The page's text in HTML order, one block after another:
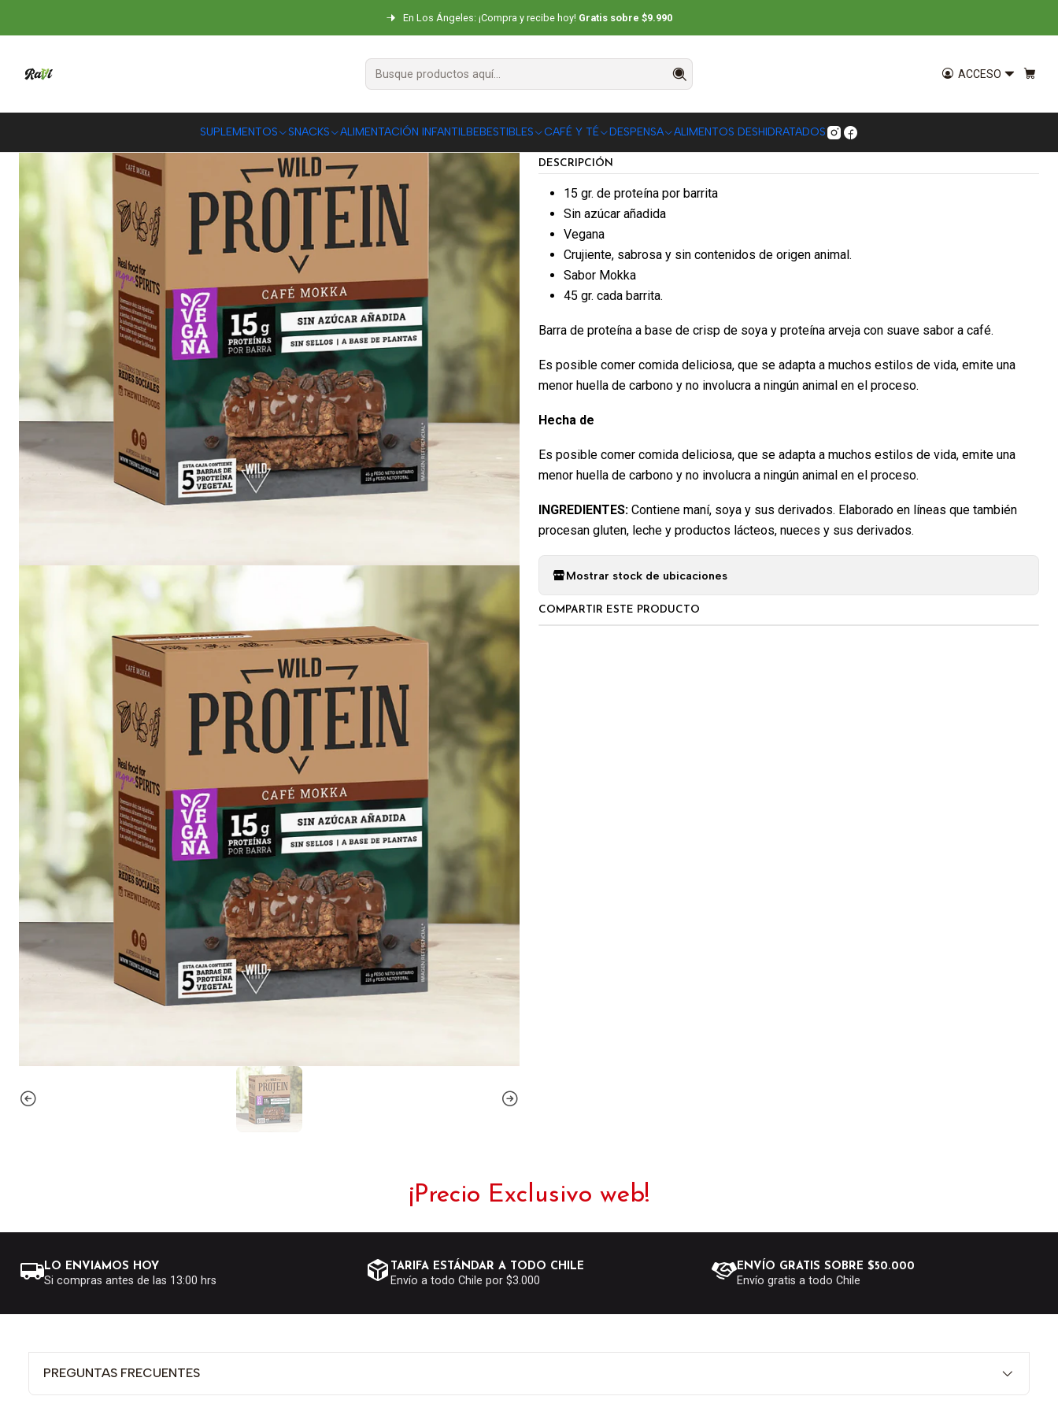
ACCESO
SUPLEMENTOS SNACKS ALIMENTACIÓN INFANTILBEBESTIBLES CAFÉ Y TÉ DESPENSA ALIMENTOS DESHIDRATADOS
En Los Ángeles: ¡Compra y recibe hoy! Gratis sobre $9.990
Inicio SNACKS Barritas de Proteína Wild Protein Mokka 5 un
Wild Protein Mokka 5 un
AGREGAR AL CARRO
DESCRIPCIÓN
15 gr. de proteína por barrita
Sin azúcar añadida
Vegana
Crujiente, sabrosa y sin contenidos de origen animal.
Sabor Mokka
45 gr. cada barrita.
Barra de proteína a base de crisp de soya y proteína arveja con suave sabor a café.
Es posible comer comida deliciosa, que se adapta a muchos estilos de vida, emite una
menor huella de carbono y no involucra a ningún animal en el proceso.
Hecha de
Es posible comer comida deliciosa, que se adapta a muchos estilos de vida, emite una
menor huella de carbono y no involucra a ningún animal en el proceso.
INGREDIENTES: Contiene maní, soya y sus derivados. Elaborado en líneas que también
procesan gluten, leche y productos lácteos, nueces y sus derivados.
Mostrar stock de ubicaciones
COMPARTIR ESTE PRODUCTO
¡Precio Exclusivo web!
LO ENVIAMOS HOY
Si compras antes de las 13:00 hrs
TARIFA ESTÁNDAR A TODO CHILE
Envío a todo Chile por $3.000
ENVÍO GRATIS SOBRE $50.000
Envío gratis a todo Chile
PREGUNTAS FRECUENTES